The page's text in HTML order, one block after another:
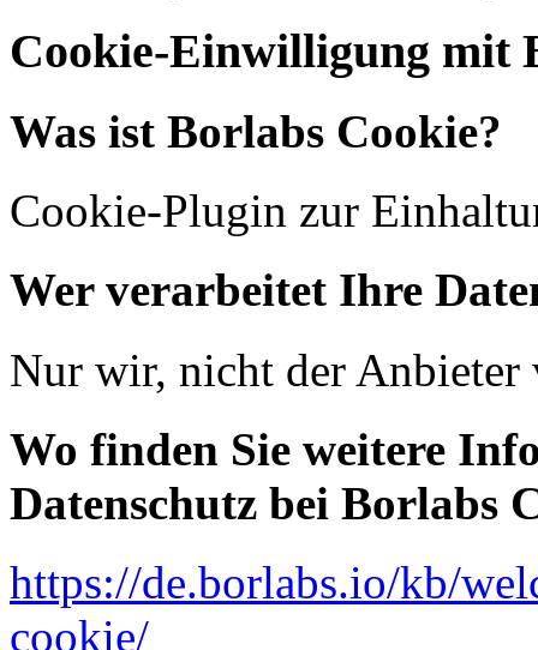
Cookie-Einwilligung mit
Was ist Borlabs Cookie?
Cookie-Plugin zur
Wer verarbeitet Ihre
Nur wir, nicht der Anbieter
Wo finden Sie weitere
Datenschutz bei Borlabs
https://de.borlabs.io/kb/
cookie/